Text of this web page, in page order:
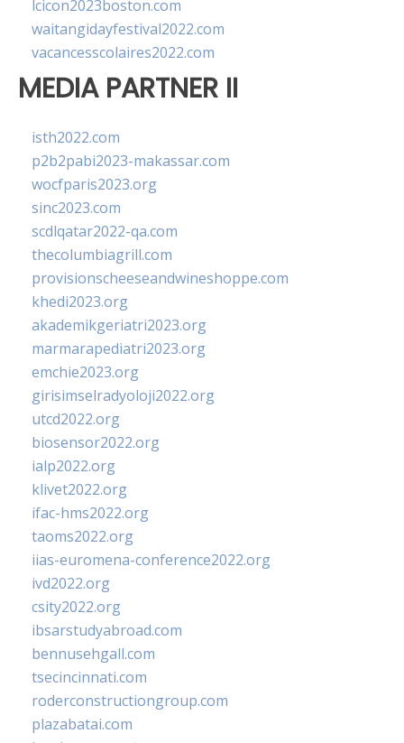
lcicon2023boston.com
waitangidayfestival2022.com
vacancesscolaires2022.com
MEDIA PARTNER II
isth2022.com
p2b2pabi2023-makassar.com
wocfparis2023.org
sinc2023.com
scdlqatar2022-qa.com
thecolumbiagrill.com
provisionscheeseandwineshoppe.com
khedi2023.org
akademikgeriatri2023.org
marmarapediatri2023.org
emchie2023.org
girisimselradyoloji2022.org
utcd2022.org
biosensor2022.org
ialp2022.org
klivet2022.org
ifac-hms2022.org
taoms2022.org
iias-euromena-conference2022.org
ivd2022.org
csity2022.org
ibsarstudyabroad.com
bennusehgall.com
tsecincinnati.com
roderconstructiongroup.com
plazabatai.com